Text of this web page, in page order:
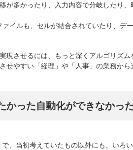
が多かったり、入力内容で分岐したり
ァイルも、セルが結合されていたり、デ
現させるには、もっと深くアルゴリズ
せやすい「経理」や「人事」の業務から
かった自動化ができなかっ
、当初考えていたもの以外にも、いろ